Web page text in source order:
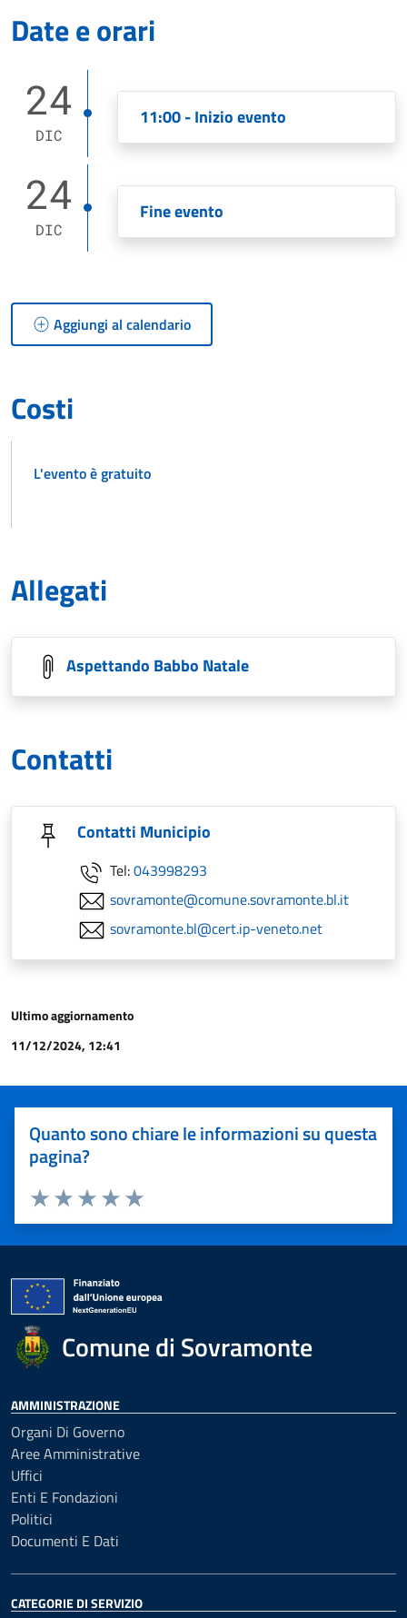
Date e orari
24
DIC
11:00 - Inizio evento
24
DIC
Fine evento
Aggiungi al calendario
Costi
L'evento è gratuito
Allegati
Aspettando Babbo Natale
Contatti
Contatti Municipio
Tel:043998293
sovramonte@comune.sovramonte.bl.it
sovramonte.bl@cert.ip-veneto.net
Ultimo aggiornamento
11/12/2024, 12:41
Quanto sono chiare le informazioni su questa
pagina?
Valuta 5 stelle su 5
Valuta 4 stelle su 5
Valuta 3 stelle su 5
Valuta 2 stelle su 5
Valuta 1 stelle su 5
Comune di Sovramonte
AMMINISTRAZIONE
Organi Di Governo
Aree Amministrative
Uffici
Enti E Fondazioni
Politici
Documenti E Dati
CATEGORIE DI SERVIZIO